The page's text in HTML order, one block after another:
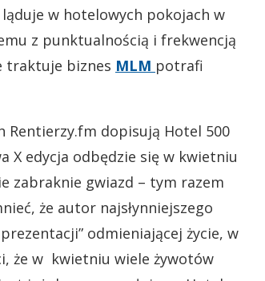
w hotelowych pokojach w
z punktualnością i frekwencją
traktuje biznes MLM potrafi
Rentierzy.fm dopisują Hotel 500
X edycja odbędzie się w kwietniu
zabraknie gwiazd – tym razem
że autor najsłynniejszego
odmieniającej życie, w
że w kwietniu wiele żywotów